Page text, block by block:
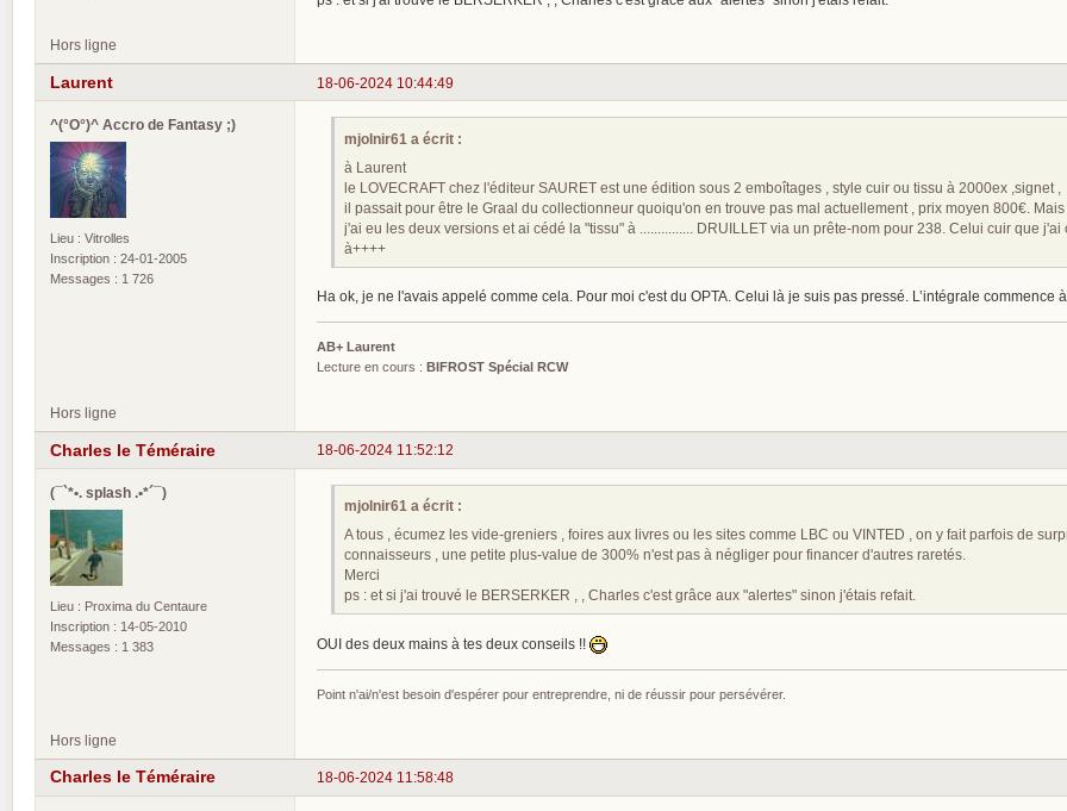
Hors ligne
18-06-2024 10:44:49
Laurent
^(°O°)^ Accro de Fantasy ;)
Lieu : Vitrolles
Inscription : 24-01-2005
Messages : 1 726
mjolnir61 a écrit :
à Laurent
le LOVECRAFT chez l'éditeur SAURET est une édition sous 2 emboîtages , style cuir ou tissu à 2000ex ,signet
il passait pour être le Graal du collectionneur quoiqu'on en trouve pas mal actuellement , prix moyen 800€.
j'ai eu les deux versions et ai cédé la "tissu" à ............... DRUILLET via un prête-nom pour 238. Celui cuir que
à++++
Ha ok, je ne l'avais appelé comme cela. Pour moi c'est du OPTA. Celui là je suis pas pressé. L’intégrale commence
AB+ Laurent
Lecture en cours : BIFROST Spécial RCW
Hors ligne
18-06-2024 11:52:12
Charles le Téméraire
(¯`*•. splash .•*´¯)
Lieu : Proxima du Centaure
Inscription : 14-05-2010
Messages : 1 383
mjolnir61 a écrit :
A tous , écumez les vide-greniers , foires aux livres ou les sites comme LBC ou VINTED , on y fait parfois de
connaisseurs , une petite plus-value de 300% n'est pas à négliger pour financer d'autres raretés.
Merci
ps : et si j'ai trouvé le BERSERKER , , Charles c'est grâce aux "alertes" sinon j'étais refait.
OUI des deux mains à tes deux conseils !!
Point n'ai/n'est besoin d'espérer pour entreprendre, ni de réussir pour persévérer.
Hors ligne
18-06-2024 11:58:48
Charles le Téméraire